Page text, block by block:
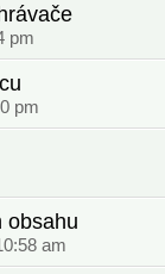
pm
pm
obsahu
am